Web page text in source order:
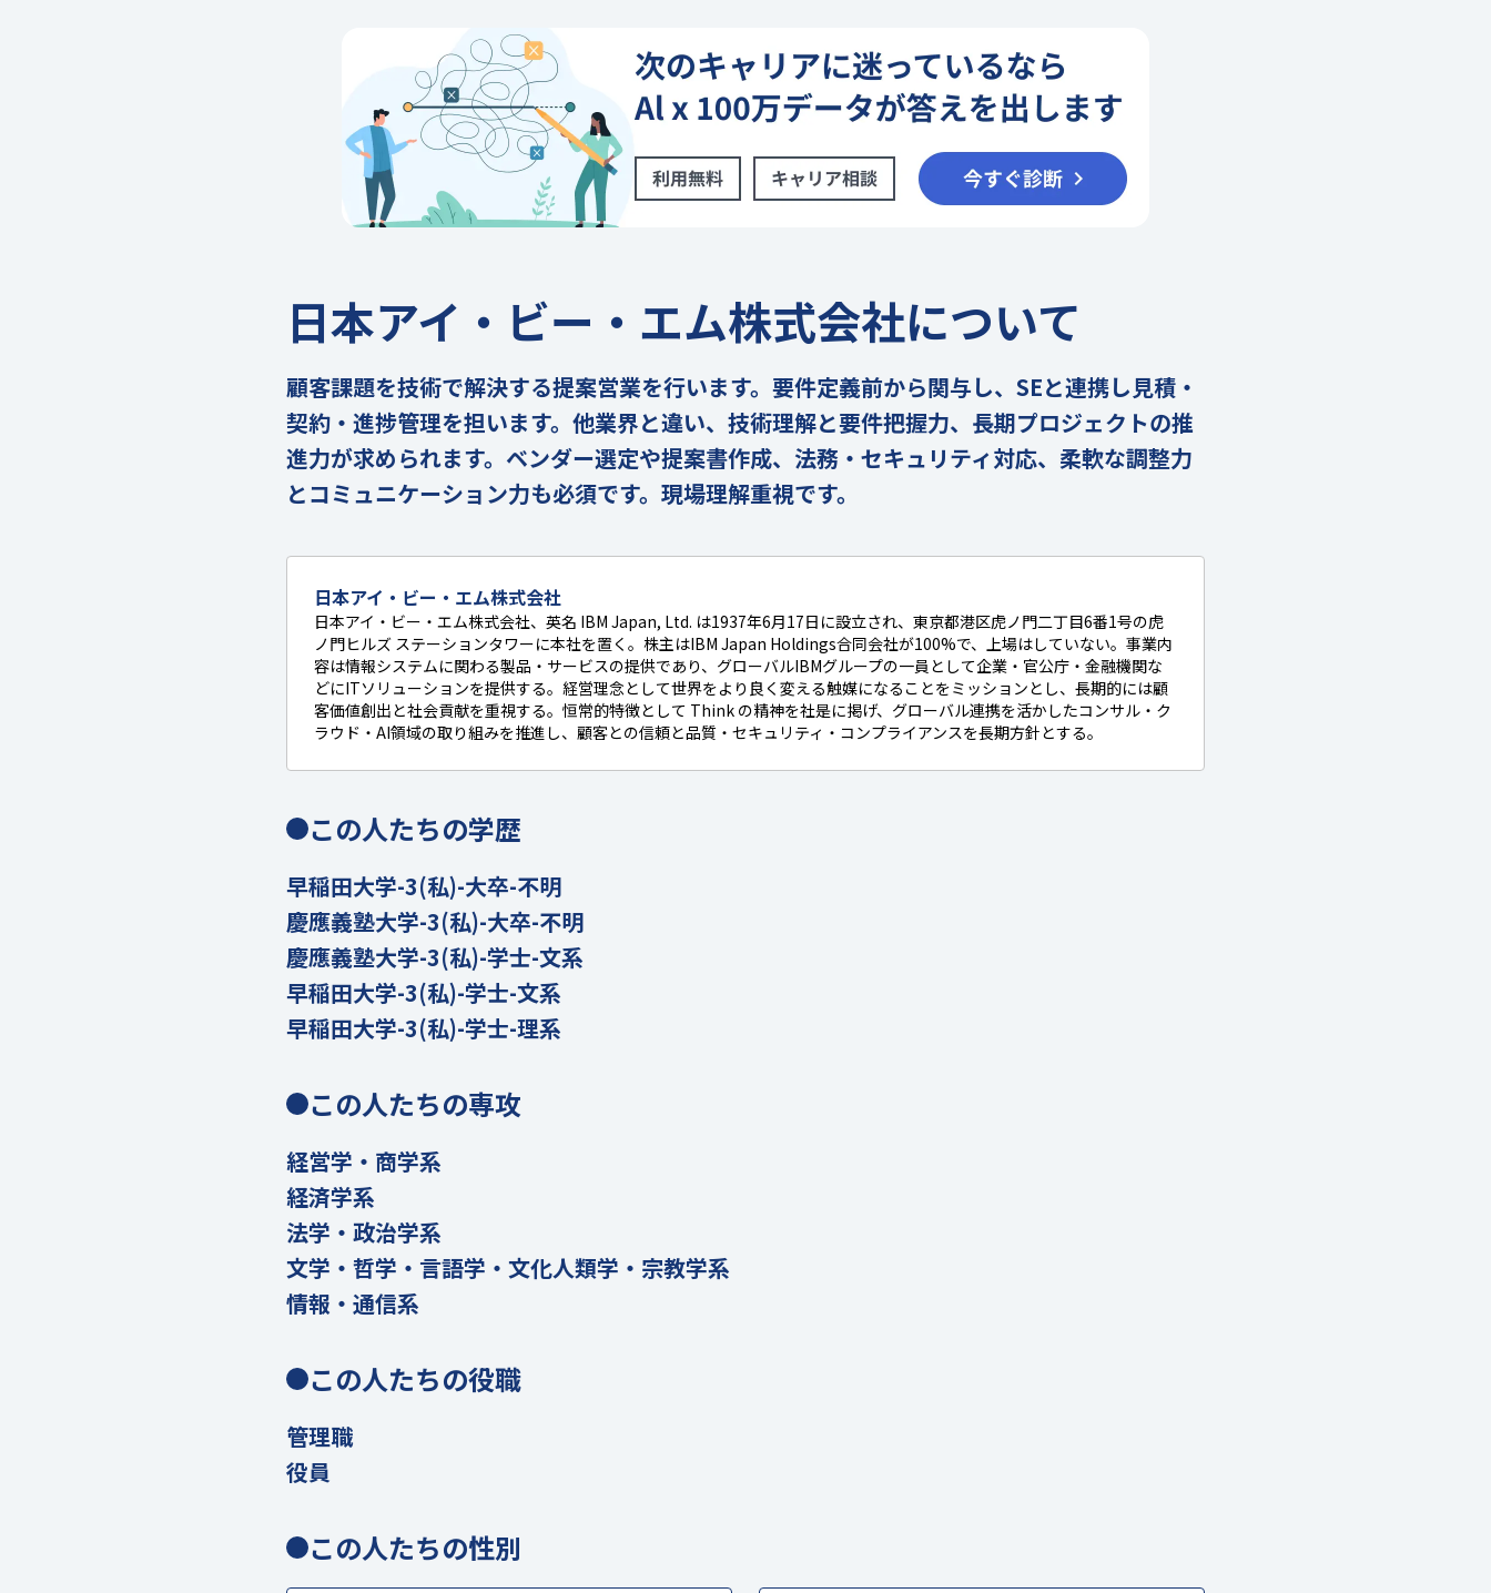
日本アイ・ビー・エム株式会社について
顧客課題を技術で解決する提案営業を行います。要件定義前から関与し、SEと連携し見積・
契約・進捗管理を担います。他業界と違い、技術理解と要件把握力、長期プロジェクトの推
進力が求められます。ベンダー選定や提案書作成、法務・セキュリティ対応、柔軟な調整力
とコミュニケーション力も必須です。現場理解重視です。
日本アイ・ビー・エム株式会社
日本アイ・ビー・エム株式会社、英名 IBM Japan, Ltd. は1937年6月17日に設立され、東京都港区虎ノ門二丁目6番1号の虎
ノ門ヒルズ ステーションタワーに本社を置く。株主はIBM Japan Holdings合同会社が100%で、上場はしていない。事業内
容は情報システムに関わる製品・サービスの提供であり、グローバルIBMグループの一員として企業・官公庁・金融機関な
どにITソリューションを提供する。経営理念として世界をより良く変える触媒になることをミッションとし、長期的には顧
客価値創出と社会貢献を重視する。恒常的特徴として Think の精神を社是に掲げ、グローバル連携を活かしたコンサル・ク
ラウド・AI領域の取り組みを推進し、顧客との信頼と品質・セキュリティ・コンプライアンスを長期方針とする。
この人たちの学歴
早稲田大学-3(私)-大卒-不明
慶應義塾大学-3(私)-大卒-不明
慶應義塾大学-3(私)-学士-文系
早稲田大学-3(私)-学士-文系
早稲田大学-3(私)-学士-理系
この人たちの専攻
経営学・商学系
経済学系
法学・政治学系
文学・哲学・言語学・文化人類学・宗教学系
情報・通信系
この人たちの役職
管理職
役員
この人たちの性別